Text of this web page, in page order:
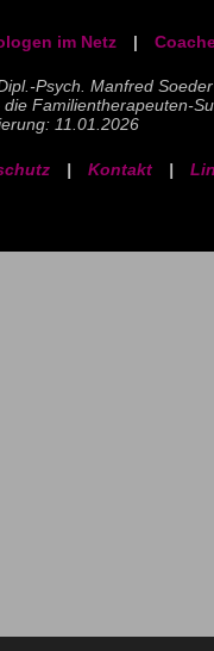
im Netz |
Psych. Manfred Soeder
Familientherapeuten-
11.01.2026
| Kontakt |